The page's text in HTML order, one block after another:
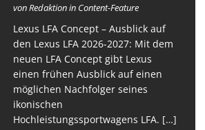
von Redaktion in Content-Feature
Lexus LFA Concept – Ausblick auf
den Lexus LFA 2026-2027: Mit dem
neuen LFA Concept gibt Lexus
einen frühen Ausblick auf einen
möglichen Nachfolger seines
ikonischen
Hochleistungssportwagens LFA. […]